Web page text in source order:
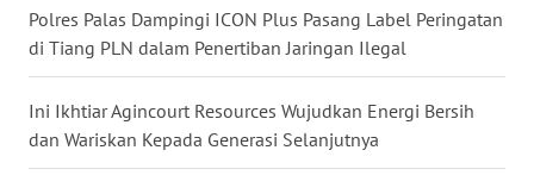
Polres Palas Dampingi ICON Plus Pasang Label Peringatan
di Tiang PLN dalam Penertiban Jaringan Ilegal
Ini Ikhtiar Agincourt Resources Wujudkan Energi Bersih
dan Wariskan Kepada Generasi Selanjutnya